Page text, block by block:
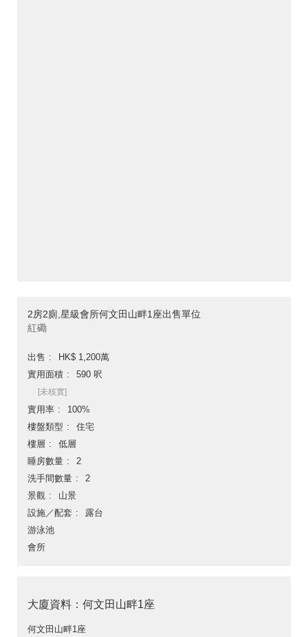
2房2廁,星級會所何文田山畔1座出售單位
紅磡
出售
HK$ 1,200萬
實用面積
590 呎
[未核實]
實用率
100%
樓盤類型
住宅
樓層
低層
睡房數量
2
洗手間數量
2
景觀
山景
設施／配套
露台
游泳池
會所
大廈資料：何文田山畔1座
何文田山畔1座